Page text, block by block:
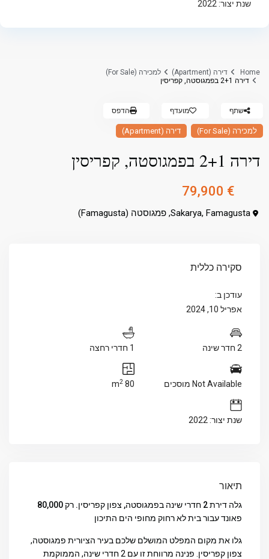
שנת יצור: 2022
Home דירה (Apartment)
למכירה (For Sale)
דירה 2+1 בפמגוסטה, קפריסין
למכירה (For Sale) דירה (Apartment)
דירה 2+1 בפמגוסטה, קפריסין
€ 79,900
Sakarya, Famagusta, פמגוסטה (Famagusta)
שתף מועדף הדפס
סקירה כללית
עודכן ב:
אפריל 10, 2024
2 חדר שינה 1 חדרי רחצה
Not Available מוסכים 80 m
2
שנת יצור: 2022
תיאור
גלה דירת 2 חדרי שינה בפמגוסטה, צפון קפריסין. רק 80,000
פאונד עבור בית לא רחוק מחופי הים התיכון
גלו את מקום המפלט המושלם שלכם בעיר הציורית פמגוסטה,
צפון קפריסין. פנינה מרווחת זו עם 2 חדרי שינה, הממוקמת